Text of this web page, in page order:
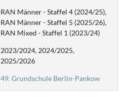
RAN Männer - Staffel 4 (2024/25),
RAN Männer - Staffel 5 (2025/26),
RAN Mixed - Staffel 1 (2023/24)
2023/2024, 2024/2025,
2025/2026
49. Grundschule Berlin-Pankow